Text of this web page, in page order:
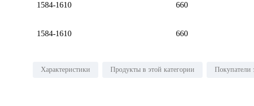
1584-1610 660
1584-1610 660
Характеристики Продукты в этой категории Покупатели